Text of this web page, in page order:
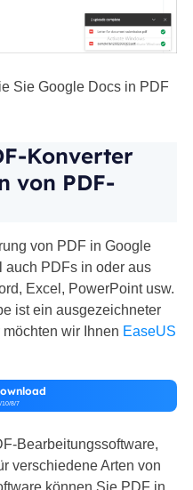
Sie Google Docs in PDF
Konverter
von PDF-
von PDF in Google
auch PDFs in oder aus
Excel, PowerPoint usw.
ist ein ausgezeichneter
wir Ihnen EaseUS
10/8/7
Bearbeitungssoftware,
verschiedene Arten von
können Sie PDF in